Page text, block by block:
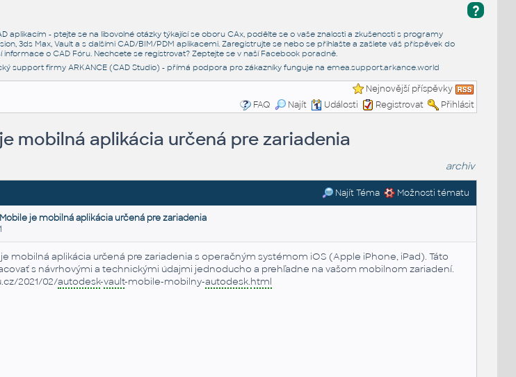
?
aplikacím - ptejte se na libovolné otázky týkající se oboru CAx, podělte se o vaše znalosti a zkušenosti s programy
3ds Max, Vault a s dalšími CAD/BIM/PDM aplikacemi. Zaregistrujte se nebo se přihlašte a zašlete váš příspěvek do
informace o CAD Fóru. Nechcete se registrovat? Zeptejte se v naší Facebook poradně.
support firmy ARKANCE (CAD Studio) - přímá podpora pro zákazníky funguje na emea.support.arkance.world
Nejnovější příspěvky
FAQ
Najít Události Registrovat Přihlásit
mobilná aplikácia určená pre zariadenia
archiv
Najít Téma Možnosti tématu
je mobilná aplikácia určená pre zariadenia
mobilná aplikácia určená pre zariadenia s operačným systémom iOS (Apple iPhone, iPad). Táto
s návrhovými a technickými údajmi jednoducho a prehľadne na vašom mobilnom zariadení.
2021/02/autodesk-vault-mobile-mobilny-autodesk.html